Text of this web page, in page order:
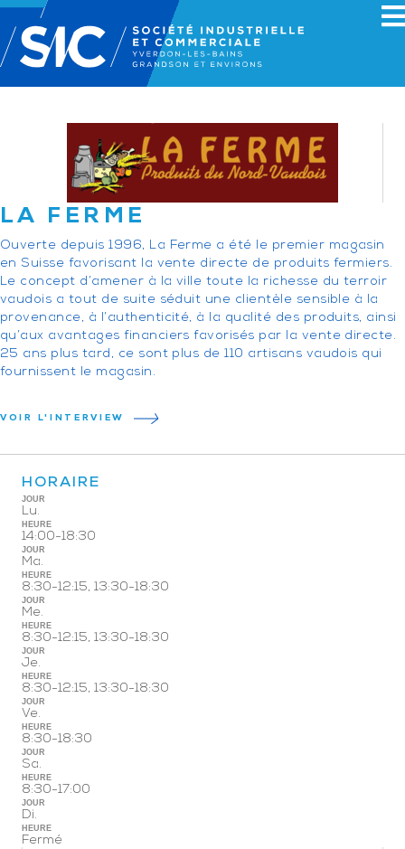
LA FERME
Ouverte depuis 1996, La Ferme a été le premier magasin
en Suisse favorisant la vente directe de produits fermiers.
Le concept d’amener à la ville toute la richesse du terroir
vaudois a tout de suite séduit une clientèle sensible à la
provenance, à l’authenticité, à la qualité des produits, ainsi
qu’aux avantages financiers favorisés par la vente directe.
25 ans plus tard, ce sont plus de 110 artisans vaudois qui
fournissent le magasin.
VOIR L'INTERVIEW
HORAIRE
JOUR
Lu.
HEURE
14:00-18:30
JOUR
Ma.
HEURE
8:30-12:15, 13:30-18:30
JOUR
Me.
HEURE
8:30-12:15, 13:30-18:30
JOUR
Je.
HEURE
8:30-12:15, 13:30-18:30
JOUR
Ve.
HEURE
8:30-18:30
JOUR
Sa.
HEURE
8:30-17:00
JOUR
Di.
HEURE
Fermé